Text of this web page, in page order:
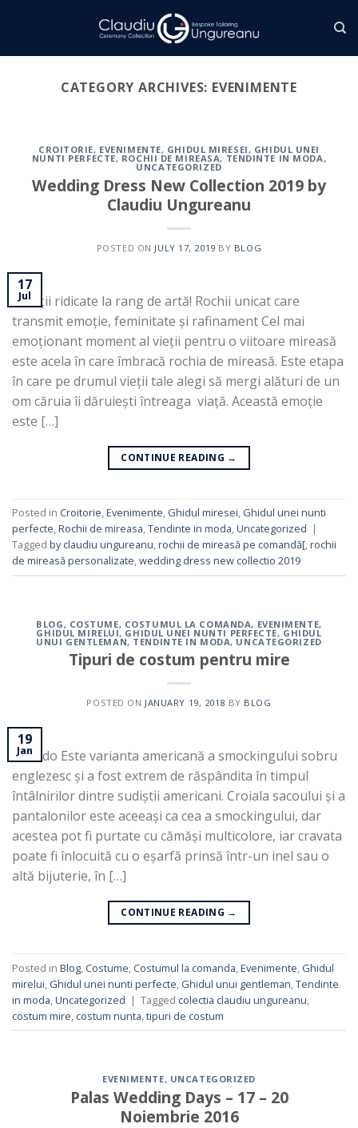
CATEGORY ARCHIVES: EVENIMENTE
CROITORIE, EVENIMENTE, GHIDUL MIRESEI, GHIDUL UNEI
NUNTI PERFECTE, ROCHII DE MIREASA, TENDINTE IN MODA,
UNCATEGORIZED
Wedding Dress New Collection 2019 by
Claudiu Ungureanu
POSTED ON JULY 17, 2019 BY BLOG
17
Jul
Creații ridicate la rang de artă! Rochii unicat care
transmit emoție, feminitate și rafinament Cel mai
emoționant moment al vieții pentru o viitoare mireasă
este acela în care îmbracă rochia de mireasă. Este etapa
în care pe drumul vieții tale alegi să mergi alături de un
om căruia îi dăruiești întreaga viață. Această emoție
este […]
CONTINUE READING →
Posted in Croitorie,Evenimente, Ghidul miresei, Ghidul unei nunti
perfecte,Rochii de mireasa,Tendinte in moda,Uncategorized |
Tagged by claudiu ungureanu,rochii de mireasă pe comandă[,rochii
de mireasă personalizate,wedding dress new collectio 2019
BLOG , COSTUME, COSTUMUL LA COMANDA, EVENIMENTE,
GHIDUL MIRELUI, GHIDUL UNEI NUNTI PERFECTE, GHIDUL
UNUI GENTLEMAN, TENDINTE IN MODA, UNCATEGORIZED
Tipuri de costum pentru mire
POSTED ON JANUARY 19, 2018 BY BLOG
19
Jan
Tuxedo Este varianta americană a smockingului sobru
englezesc și a fost extrem de răspândita în timpul
întâlnirilor dintre sudiștii americani. Croiala sacoului și a
pantalonilor este aceeași ca cea a smockingului, dar
acestea pot fi purtate cu cămăși multicolore, iar cravata
poate fi înlocuită cu o eșarfă prinsă într-un inel sau o
altă bijuterie, în […]
CONTINUE READING →
Posted in Blog, Costume, Costumul la comanda,Evenimente, Ghidul
mirelui, Ghidul unei nunti perfecte, Ghidul unui gentleman,Tendinte
in moda,Uncategorized | Tagged colectia claudiu ungureanu,
costum mire, costum nunta,tipuri de costum
EVENIMENTE, UNCATEGORIZED
Palas Wedding Days – 17 – 20
Noiembrie 2016